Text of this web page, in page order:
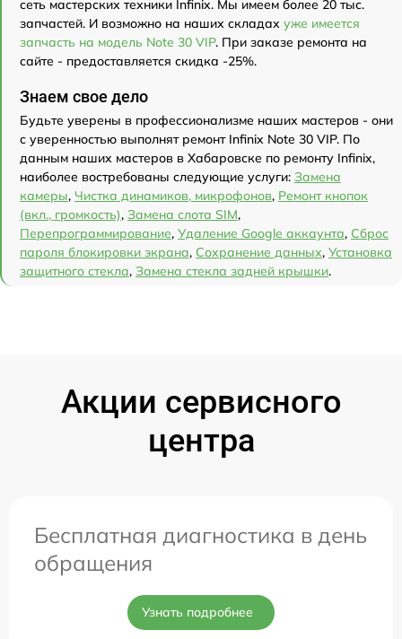
сеть мастерских техники Infinix. Мы имеем более 20 тыс.
запчастей. И возможно на наших складах уже имеется
запчасть на модель Note 30 VIP. При заказе ремонта на
сайте - предоставляется скидка -25%.
Знаем свое дело
Будьте уверены в профессионализме наших мастеров - они
с уверенностью выполнят ремонт Infinix Note 30 VIP. По
данным наших мастеров в Хабаровске по ремонту Infinix,
наиболее востребованы следующие услуги: Замена
камеры, Чистка динамиков, микрофонов, Ремонт кнопок
(вкл., громкость), Замена слота SIM,
Перепрограммирование, Удаление Google аккаунта, Сброс
пароля блокировки экрана, Сохранение данных, Установка
защитного стекла, Замена стекла задней крышки.
Акции сервисного
центра
Бесплатная диагностика в день
обращения
Узнать подробнее